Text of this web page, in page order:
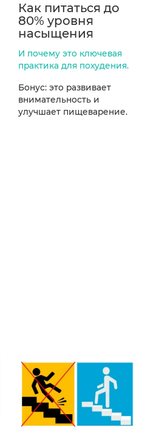
Как питаться до
80% уровня
насыщения
И почему это ключевая
практика для похудения.
Бонус: это развивает
внимательность и
улучшает пищеварение.